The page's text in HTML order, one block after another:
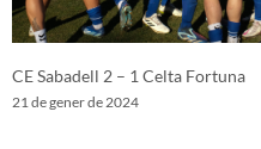
CE Sabadell 2 – 1 Celta Fortuna
21 de gener de 2024